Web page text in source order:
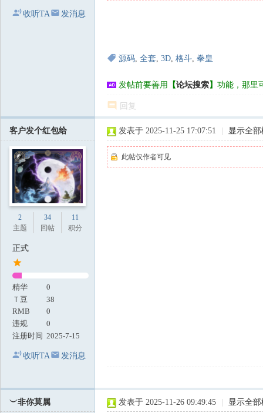
收听TA 发消息
源码, 全套, 3D, 格斗, 拳皇
发帖前要善用 【论坛搜索】 功能，那里
回复
客户发个红包给
2
主题
34
回帖
11
积分
正式
精华
0
Ｔ豆
38
RMB
0
违规
0
注册时间 2025-7-15
收听TA 发消息
发表于 2025-11-25 17:07:51 显示全
此帖仅作者可见
︶非你莫属 发表于 2025-11-26 09:49:45 显示全